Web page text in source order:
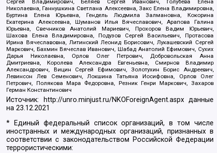
Сергей Владимирович, Беляев Сергей Иванович, Голубева Елена
Николаевна, Ганнушкина Светлана Алексеевна, Закс Елена Владимировна,
Буртина Елена Юрьевна, Гендель Людмила Залмановна, Кокорина
Екатерина Алексеевна, Шуманов Илья Вячеславович, Арапова Галина
Юрьевна, Свечников Анатолий Мариевич, Прохоров Вадим Юрьевич,
Шахова Елена Владимировна, Подузов Сергей Васильевич, Протасова
Ирина Вячеславовна, Литинский Леонид Борисович, Лукашевский Сергей
Маркович, Бахмин Вячеслав Иванович, Шабад Анатолий Ефимович, Сухих
Дарья Николаевна, Орлов Олег Петрович, Добровольская Анна
Дмитриевна, Королева Александра Евгеньевна, Смирнов Владимир
Александрович, Вицин Сергей Ефимович, Золотухин Борис Андреевич,
Левинсон Лев Семенович, Локшина Татьяна Иосифовна, Орлов Олег
Петрович, Полякова Мара Федоровна, Резник Генри Маркович, Захаров
Герман Константинович
Источник: http://unro.minjust.ru/NKOForeignAgent.aspxданные
на23.12.2021
* Единый федеральный список организаций, в том числе
иностранных и международных организаций, признанных в
соответствии с законодательством Российской Федерации
террористическими: